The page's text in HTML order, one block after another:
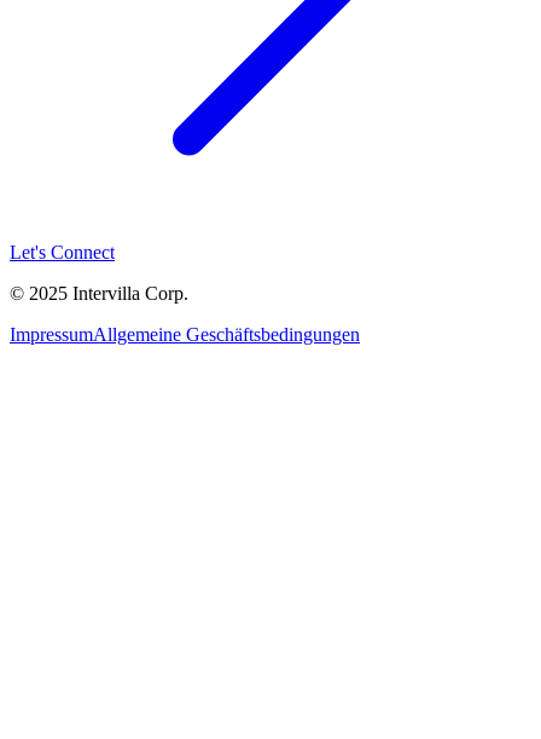
Let's Connect
© 2025 Intervilla Corp.
ImpressumAllgemeine Geschäftsbedingungen